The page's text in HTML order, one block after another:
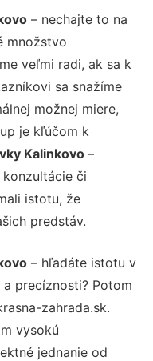
– nechajte to na
množstvo
veľmi radi, ak sa k
sa snažíme
možnej miere,
je kľúčom k
Kalinkovo–
či
istotu, že
predstáv.
– hľadáte istotu v
precíznosti? Potom
zahrada.sk.
vysokú
jednanie od